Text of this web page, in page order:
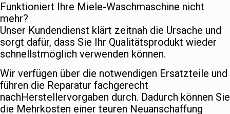
Funktioniert Ihre Miele-Waschmaschine nicht
mehr?
Unser Kundendienst klärt zeitnah die Ursache und
sorgt dafür, dass Sie Ihr Qualitätsprodukt wieder
schnellstmöglich verwenden können.
Wir verfügen über die notwendigen Ersatzteile und
führen die Reparatur fachgerecht
nachHerstellervorgaben durch. Dadurch können Sie
die Mehrkosten einer teuren Neuanschaffung